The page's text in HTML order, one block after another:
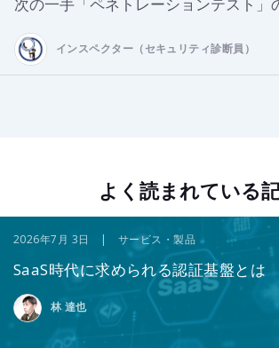
インスペクター（セキュリティ診断員）
よく読まれている
2026年7月 3日 | サービス・製品
SaaS時代に求められる認証基盤とは
林 達也